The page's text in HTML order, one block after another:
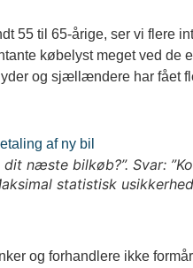
55 til 65-årige, ser vi flere
købelyst meget ved de
og sjællændere har fået
næste bilkøb?”. Svar:
statistisk
og forhandlere ikke